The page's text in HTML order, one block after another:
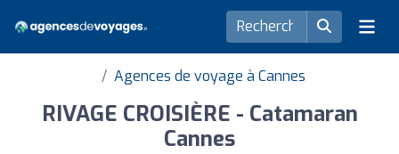
Agences de voyage à Cannes
RIVAGE CROISIÈRE - Catamaran
Cannes